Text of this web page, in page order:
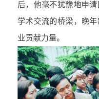
后，他毫不犹豫地申
学术交流的桥梁，晚
业贡献力量。